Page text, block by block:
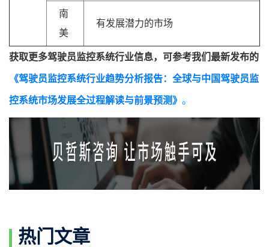
南
美
有发展潜力的市场
获取更多驾驶员监控系统行业信息，可参考我们最新发布的
《驾驶员监控系统行业趋势分析报告：全球与中国驾驶员监
控系统市场发展全过程解读与前景预测》 。
热门文章